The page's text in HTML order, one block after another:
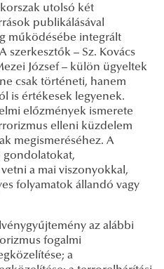
utolsó két
publikálásával
működésébe integrált
szerkesztők – Sz. Kovács
József – külön ügyeltek
csak történeti, hanem
is értékesek legyenek.
előzmények ismerete
elleni küzdelem
megismeréséhez. A
gondolatokat,
a mai viszonyokkal,
folyamatok állandó vagy
az alábbi
fogalmi
a